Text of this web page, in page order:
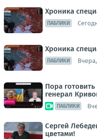
Хроника
ПАБЛИКИ
Хроника
ПАБЛИКИ
Пора
генерал
ПАБЛИКИ
Сергей
цветами!